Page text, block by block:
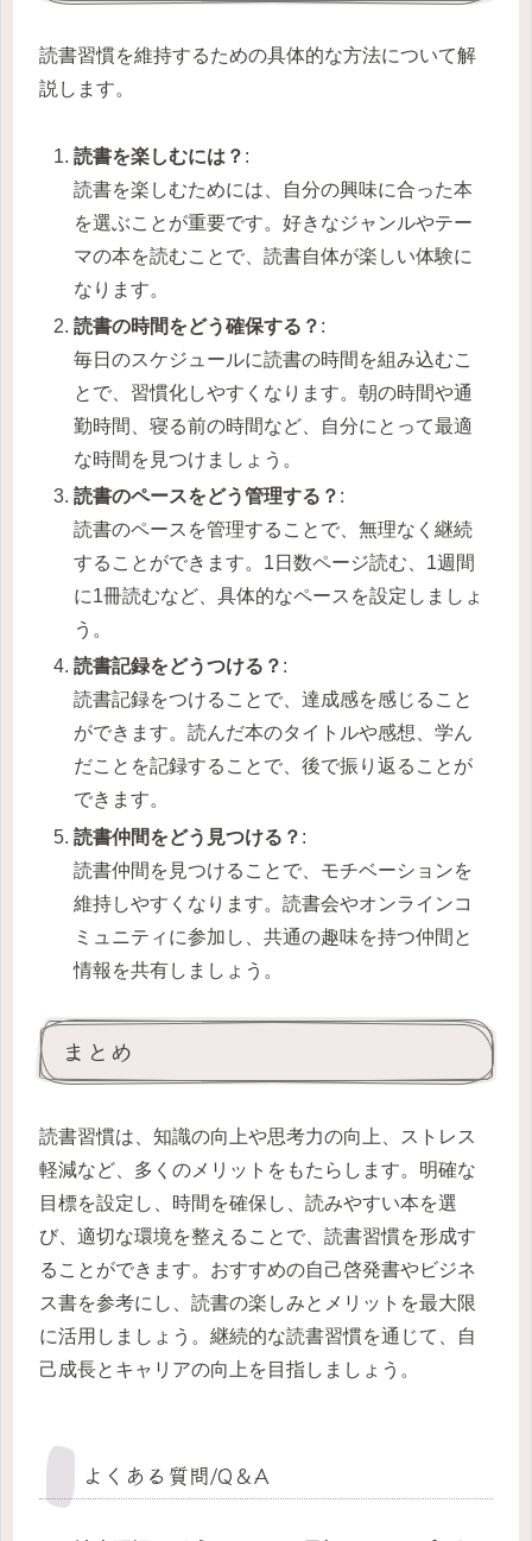
読書習慣を維持するための具体的な方法について解
説します。
読書を楽しむには？ :
読書を楽しむためには、自分の興味に合った本
を選ぶことが重要です。好きなジャンルやテー
マの本を読むことで、読書自体が楽しい体験に
なります。
読書の時間をどう確保する？ :
毎日のスケジュールに読書の時間を組み込むこ
とで、習慣化しやすくなります。朝の時間や通
勤時間、寝る前の時間など、自分にとって最適
な時間を見つけましょう。
読書のペースをどう管理する？ :
読書のペースを管理することで、無理なく継続
することができます。1日数ページ読む、1週間
に1冊読むなど、具体的なペースを設定しましょ
う。
読書記録をどうつける？ :
読書記録をつけることで、達成感を感じること
ができます。読んだ本のタイトルや感想、学ん
だことを記録することで、後で振り返ることが
できます。
読書仲間をどう見つける？ :
読書仲間を見つけることで、モチベーションを
維持しやすくなります。読書会やオンラインコ
ミュニティに参加し、共通の趣味を持つ仲間と
情報を共有しましょう。
まとめ
読書習慣は、知識の向上や思考力の向上、ストレス
軽減など、多くのメリットをもたらします。明確な
目標を設定し、時間を確保し、読みやすい本を選
び、適切な環境を整えることで、読書習慣を形成す
ることができます。おすすめの自己啓発書やビジネ
ス書を参考にし、読書の楽しみとメリットを最大限
に活用しましょう。継続的な読書習慣を通じて、自
己成長とキャリアの向上を目指しましょう。
よくある質問/Q＆A